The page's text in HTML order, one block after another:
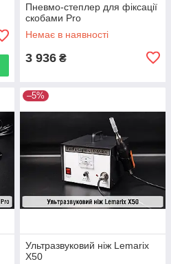
Пневмо-степлер для фіксації
скобами Pro
Немає в наявності
3 936 ₴
–5%
Ультразвуковий ніж Lemarix
X50